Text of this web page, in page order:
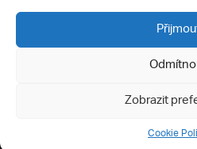
Zobrazit
Cookie
Všechna práva vyhrazena